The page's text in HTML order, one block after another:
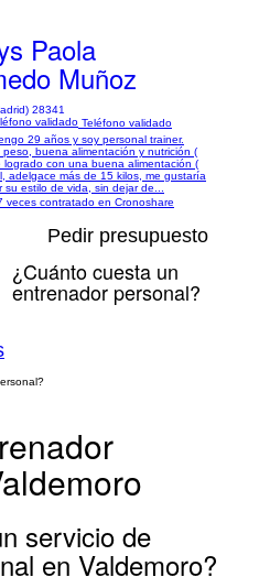
Paola
Muñoz
28341
Teléfono validado
29 años y soy personal trainer.
buena alimentación y nutrición (
con una buena alimentación (
adelgace más de 15 kilos, me gustaría
estilo de vida, sin dejar de...
veces contratado en Cronoshare
Pedir presupuesto
¿Cuánto cuesta un
entrenador personal?
servicio de
en Valdemoro?